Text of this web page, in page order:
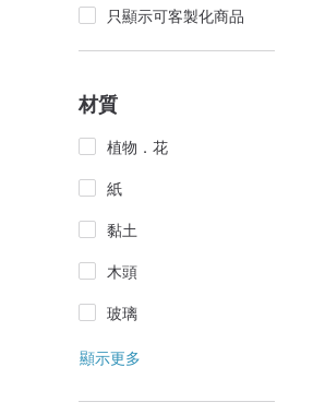
只顯示可客製化商品
材質
植物．花
紙
黏土
木頭
玻璃
顯示更多